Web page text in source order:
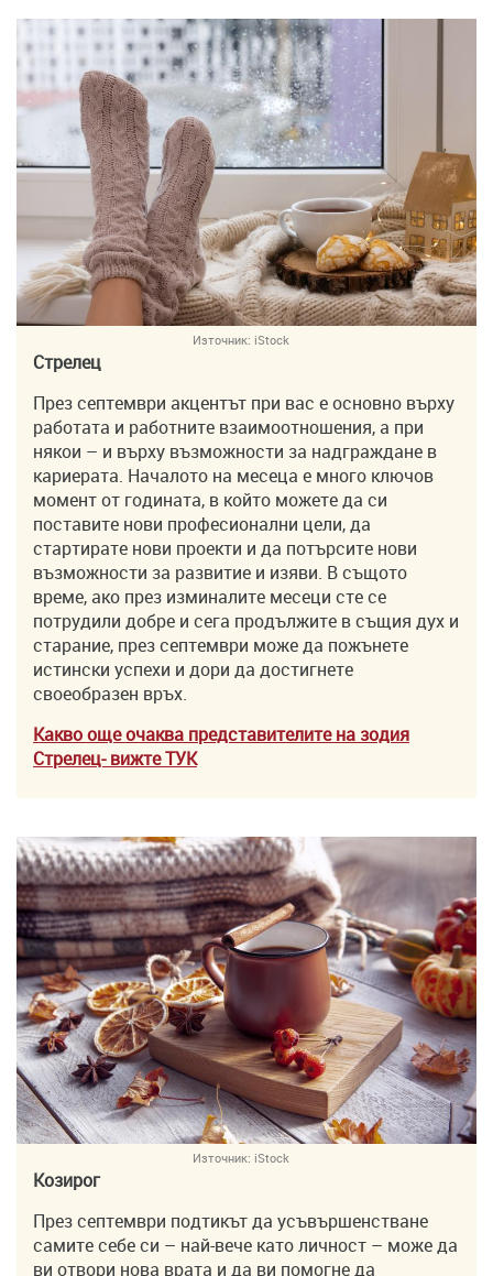
Източник: iStock
Стрелец
През септември акцентът при вас е основно върху
работата и работните взаимоотношения, а при
някои – и върху възможности за надграждане в
кариерата. Началото на месеца е много ключов
момент от годината, в който можете да си
поставите нови професионални цели, да
стартирате нови проекти и да потърсите нови
възможности за развитие и изяви. В същото
време, ако през изминалите месеци сте се
потрудили добре и сега продължите в същия дух и
старание, през септември може да пожънете
истински успехи и дори да достигнете
своеобразен връх.
Какво още очаква представителите на зодия
Стрелец- вижте ТУK
Източник: iStock
Козирог
През септември подтикът да усъвършенстване
самите себе си – най-вече като личност – може да
ви отвори нова врата и да ви помогне да